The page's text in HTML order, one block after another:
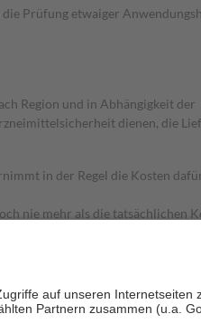
Prüfung etwaiger
Region und in Abhängigkeit der
dienen, die
in der Regel die Kosten
nie mehr als die tatsächlichen
bei: